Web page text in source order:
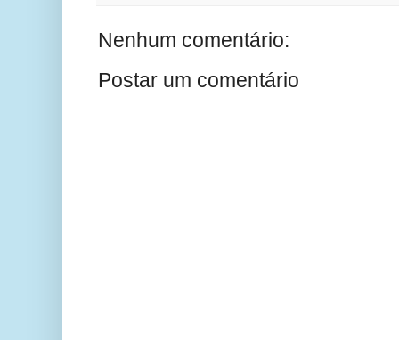
Nenhum comentário:
Postar um comentário